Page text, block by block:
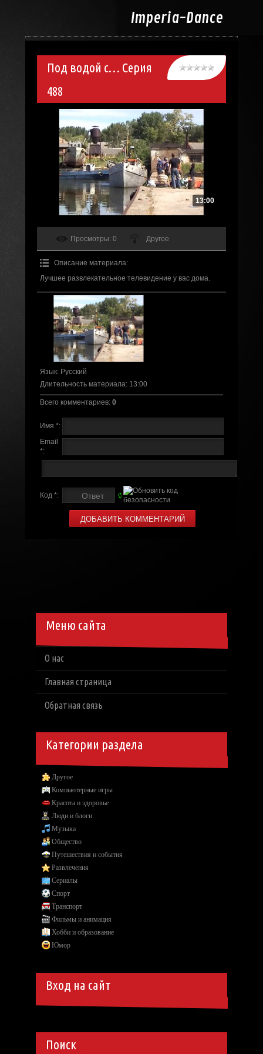
Imperia-Dance
Под водой с… Серия
488
13:00
Просмотры: 0 Другое
Описание материала:
Лучшее развлекательное телевидение у вас дома.
Язык: Русский
Длительность материала: 13:00
Всего комментариев: 0
Имя *:
Email
*:
Код *:
Меню сайта
О нас
Главная страница
Обратная связь
Категории раздела
Другое
Компьютерные игры
Красота и здоровье
Люди и блоги
Музыка
Общество
Путешествия и события
Развлечения
Сериалы
Спорт
Транспорт
Фильмы и анимация
Хобби и образование
Юмор
Вход на сайт
Поиск